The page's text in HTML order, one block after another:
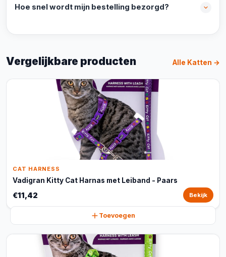
Hoe snel wordt mijn bestelling bezorgd?
Vergelijkbare producten Alle Katten →
CAT HARNESS
Vadigran Kitty Cat Harnas met Leiband - Paars
€11,42 Bekijk
Toevoegen